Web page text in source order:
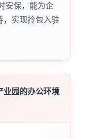
安保，能为企
，实现拎包入驻
业园的办公环境